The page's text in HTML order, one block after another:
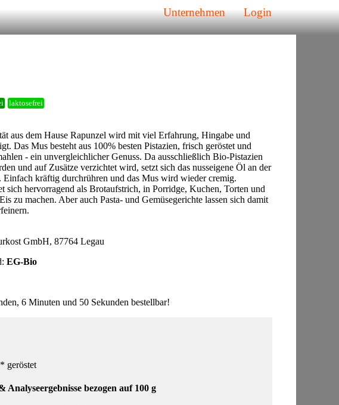
Unternehmen Login
laktosefrei
aus dem Hause Rapunzel wird mit viel Erfahrung, Hingabe und
Das Mus besteht aus 100% besten Pistazien, frisch geröstet und
- ein unvergleichlicher Genuss. Da ausschließlich Bio-Pistazien
und auf Zusätze verzichtet wird, setzt sich das nusseigene Öl an der
Einfach kräftig durchrühren und das Mus wird wieder cremig.
sich hervorragend als Brotaufstrich, in Porridge, Kuchen, Torten und
zu machen. Aber auch Pasta- und Gemüsegerichte lassen sich damit
GmbH, 87764 Legau
EG-Bio
6 Minuten und 50 Sekunden bestellbar!
geröstet
Analyseergebnisse bezogen auf 100 g